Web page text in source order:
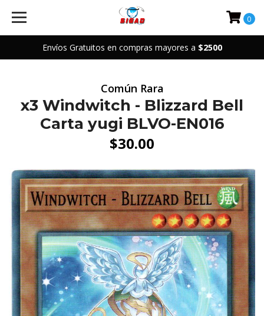
Envíos Gratuitos en compras mayores a $2500
0
Común Rara
x3 Windwitch - Blizzard Bell
Carta yugi BLVO-EN016
$30.00